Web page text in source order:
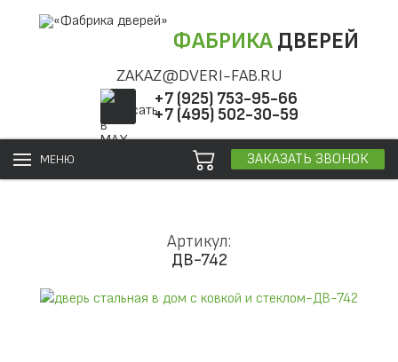
ФАБРИКАДВЕРЕЙ
ZAKAZ@DVERI-FAB.RU
+7 (925) 753-95-66
+7 (495) 502-30-59
МЕНЮ ЗАКАЗАТЬ ЗВОНОК
Артикул:
ДВ-742